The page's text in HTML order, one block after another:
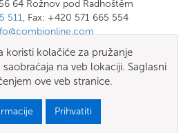
64 Rožnov pod Radhoštěm
511, Fax: +420 571 665 554
uslovi
koristi kolačiće za pružanje
na veb lokaciji. Saglasni
ove veb stranice.
Prihvatiti